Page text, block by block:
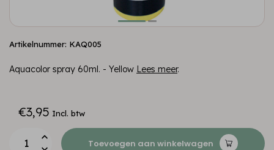
Artikelnummer: KAQ005
Aquacolor spray 60ml. - Yellow Lees meer.
€3,95 Incl. btw
Toevoegen aan winkelwagen